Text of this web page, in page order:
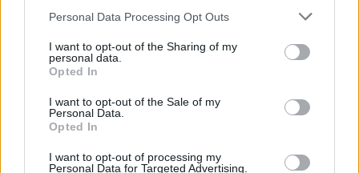
Personal Data Processing Opt Outs
I want to opt-out of the Sharing of my
personal data.
Opted In
I want to opt-out of the Sale of my
Personal Data.
Opted In
I want to opt-out of processing my
Personal Data for Targeted Advertising.